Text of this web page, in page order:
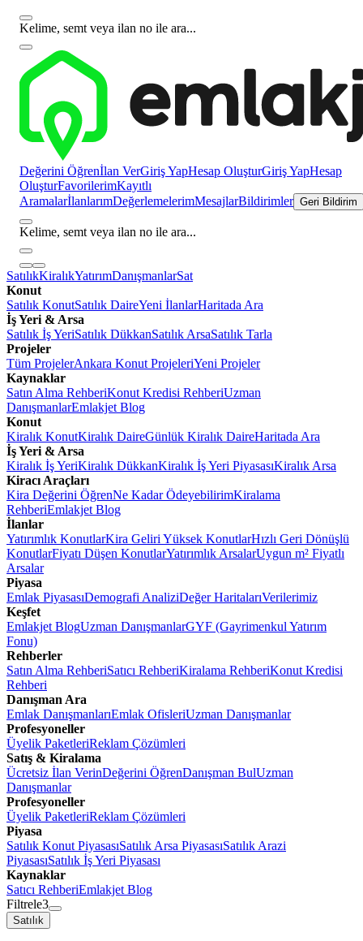
Kelime, semt veya ilan no ile ara...
Değerini Öğrenİlan VerGiriş YapHesap OluşturGiriş YapHesap
OluşturFavorilerimKayıtlı
AramalarİlanlarımDeğerlemelerimMesajlarBildirimler Geri Bildirim
Kelime, semt veya ilan no ile ara...
SatılıkKiralıkYatırımDanışmanlarSat
Konut
Satılık KonutSatılık DaireYeni İlanlarHaritada Ara
İş Yeri & Arsa
Satılık İş YeriSatılık DükkanSatılık ArsaSatılık Tarla
Projeler
Tüm ProjelerAnkara Konut ProjeleriYeni Projeler
Kaynaklar
Satın Alma RehberiKonut Kredisi RehberiUzman
DanışmanlarEmlakjet Blog
Konut
Kiralık KonutKiralık DaireGünlük Kiralık DaireHaritada Ara
İş Yeri & Arsa
Kiralık İş YeriKiralık DükkanKiralık İş Yeri PiyasasıKiralık Arsa
Kiracı Araçları
Kira Değerini ÖğrenNe Kadar ÖdeyebilirimKiralama
RehberiEmlakjet Blog
İlanlar
Yatırımlık KonutlarKira Geliri Yüksek KonutlarHızlı Geri Dönüşlü
KonutlarFiyatı Düşen KonutlarYatırımlık ArsalarUygun m² Fiyatlı
Arsalar
Piyasa
Emlak PiyasasıDemografi AnaliziDeğer HaritalarıVerilerimiz
Keşfet
Emlakjet BlogUzman DanışmanlarGYF (Gayrimenkul Yatırım
Fonu)
Rehberler
Satın Alma RehberiSatıcı RehberiKiralama RehberiKonut Kredisi
Rehberi
Danışman Ara
Emlak DanışmanlarıEmlak OfisleriUzman Danışmanlar
Profesyoneller
Üyelik PaketleriReklam Çözümleri
Satış & Kiralama
Ücretsiz İlan VerinDeğerini ÖğrenDanışman BulUzman
Danışmanlar
Profesyoneller
Üyelik PaketleriReklam Çözümleri
Piyasa
Satılık Konut PiyasasıSatılık Arsa PiyasasıSatılık Arazi
PiyasasıSatılık İş Yeri Piyasası
Kaynaklar
Satıcı RehberiEmlakjet Blog
Filtrele3
Satılık